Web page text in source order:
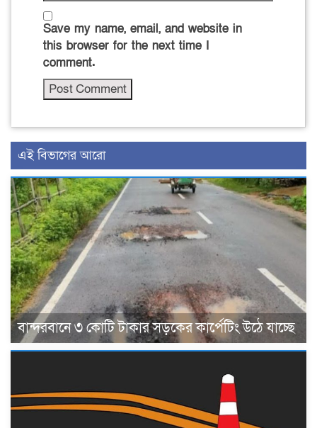
Save my name, email, and website in
this browser for the next time I
comment.
এই বিভাগের আরো
বান্দরবানে ৩ কোটি টাকার সড়কের কার্পেটিং উঠে যাচ্ছে